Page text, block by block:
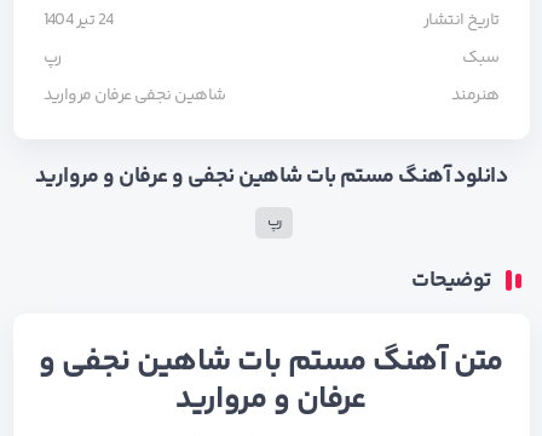
تاریخ انتشار
24 تیر 1404
سبک
رپ
هنرمند
شاهین نجفیعرفانمروارید
دانلود آهنگ مستم بات شاهین نجفی و عرفان و مروارید
رپ
توضیحات
متن آهنگ مستم بات شاهین نجفی و
عرفان و مروارید